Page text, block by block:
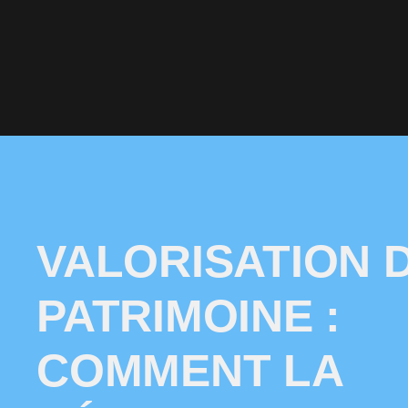
VALORISATION
PATRIMOINE :
COMMENT LA